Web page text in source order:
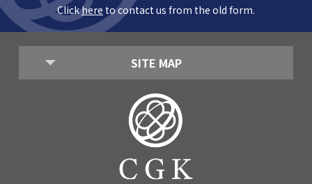
Clickhere to contact us from the old form.
SITE MAP